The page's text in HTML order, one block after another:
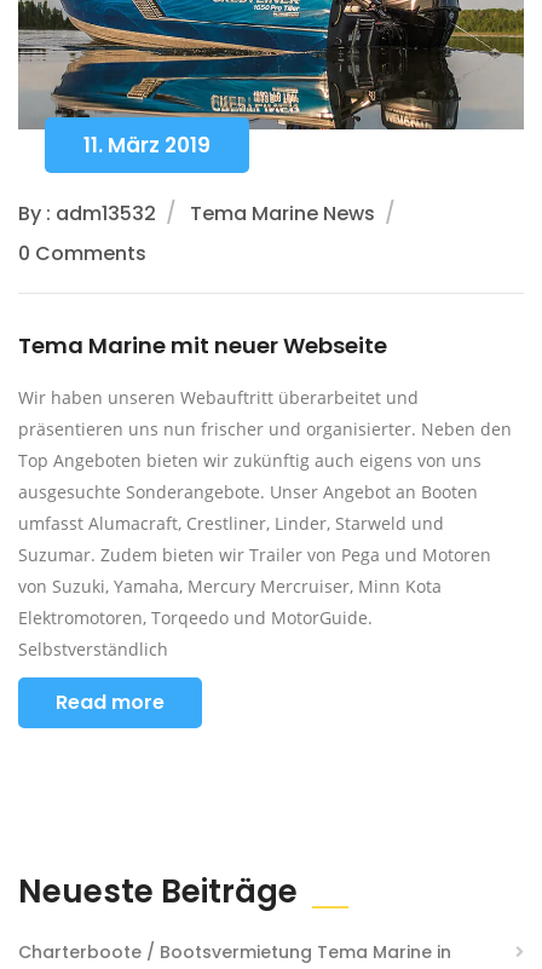
11. März 2019
By : adm13532
Tema Marine News
0 Comments
Tema Marine mit neuer Webseite
Wir haben unseren Webauftritt überarbeitet und
präsentieren uns nun frischer und organisierter. Neben den
Top Angeboten bieten wir zukünftig auch eigens von uns
ausgesuchte Sonderangebote. Unser Angebot an Booten
umfasst Alumacraft, Crestliner, Linder, Starweld und
Suzumar. Zudem bieten wir Trailer von Pega und Motoren
von Suzuki, Yamaha, Mercury Mercruiser, Minn Kota
Elektromotoren, Torqeedo und MotorGuide.
Selbstverständlich
Read more
Neueste Beiträge
Charterboote / Bootsvermietung Tema Marine in